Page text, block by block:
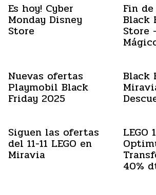
Es hoy! Cyber
Monday Disney
Store
Fin
Black
Store
Nuevas ofertas
Playmobil Black
Friday 2025
Black
Siguen las ofertas
del 11-11 LEGO en
Miravia
LEGO
40%